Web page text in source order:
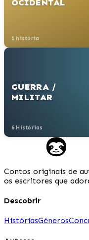
OCIDENTAL
1 história
GUERRA /
MILITAR
6 Histórias
Contos originais de
os escritores que
Descobrir
HistóriasGéneros